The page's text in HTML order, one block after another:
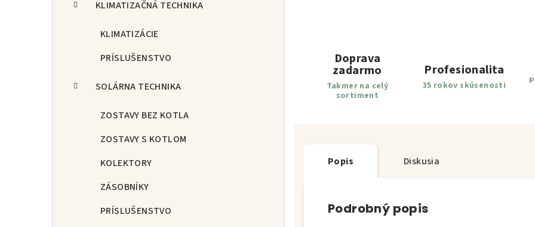
KLIMATIZAČNÁ TECHNIKA
KLIMATIZÁCIE
PRÍSLUŠENSTVO
SOLÁRNA TECHNIKA
ZOSTAVY BEZ KOTLA
ZOSTAVY S KOTLOM
KOLEKTORY
ZÁSOBNÍKY
PRÍSLUŠENSTVO
Doprava
zadarmo
Takmer na celý
sortiment
Profesionalita
35 rokov skúsenosti
Popis Diskusia
Podrobný popis